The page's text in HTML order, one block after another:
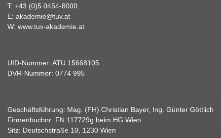
T: +43 (0)5 0454-8000
E: akademie@tuv.at
W: www.tuv-akademie.at
UID-Nummer: ATU 15668105
DVR-Nummer: 0774 995
Geschäftsführung: Mag. (FH) Christian Bayer, Ing. Günter Göttlich
Firmenbuchnr: FN 117729g beim HG Wien
Sitz: Deutschstraße 10, 1230 Wien